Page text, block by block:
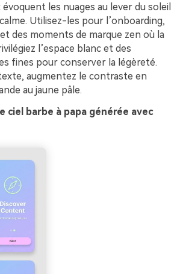
les nuages au lever du soleil
Utilisez-les pour l’onboarding,
des moments de marque zen où la
l’espace blanc et des
fines pour conserver la légèreté.
augmentez le contraste en
au jaune pâle.
ciel barbe à papa générée avec